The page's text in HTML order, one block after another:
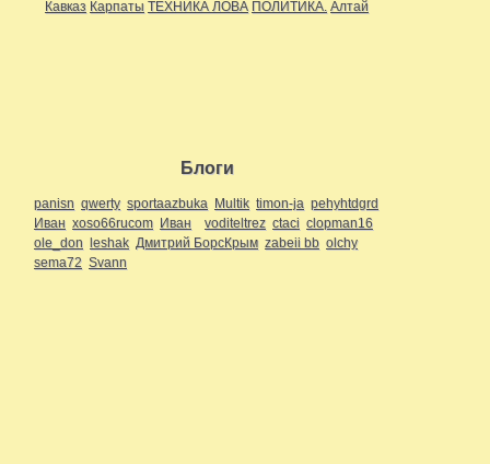
Кавказ Карпаты ТЕХНИКА ЛОВА ПОЛИТИКА. Алтай
Блоги
panisn qwerty sportaazbuka Multik timon-ja pehyhtdgrd
Иван xoso66rucom Иван voditeltrez ctaci clopman16
ole_don leshak Дмитрий БорсКрым zabeii bb olchy
sema72 Svann